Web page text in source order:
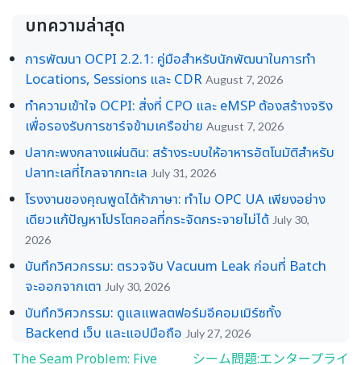
บทความล่าสุด
การพัฒนา OCPI 2.2.1: คู่มือสำหรับนักพัฒนาในการทำ
Locations, Sessions และ CDR August 7, 2026
ทำความเข้าใจ OCPI: สิ่งที่ CPO และ eMSP ต้องสร้างจริง
เพื่อรองรับการชาร์จข้ามเครือข่าย August 7, 2026
ปลากะพงกลางแผ่นดิน: สร้างระบบให้อาหารอัตโนมัติสำหรับ
ปลาทะเลที่ไกลจากทะเล July 31, 2026
โรงงานของคุณพูดได้ห้าภาษา: ทำไม OPC UA เพียงอย่าง
เดียวแก้ปัญหาโปรโตคอลที่กระจัดกระจายไม่ได้ July 30,
2026
บันทึกวิศวกรรม: ตรวจจับ Vacuum Leak ก่อนที่ Batch
จะออกจากเตา July 30, 2026
บันทึกวิศวกรรม: ดูแลแพลตฟอร์มอีคอมเมิร์ซทั้ง
Backend เว็บ และแอปมือถือ July 27, 2026
The Seam Problem: Five シーム問題:エンタープライ